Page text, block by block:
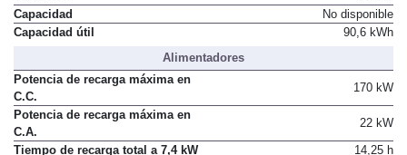
Ubicación
Central
Capacidad
No disponible
Alimentadores
Potencia de recarga máxima en
C.C.
170 kW
Potencia de recarga máxima en
C.A.
22 kW